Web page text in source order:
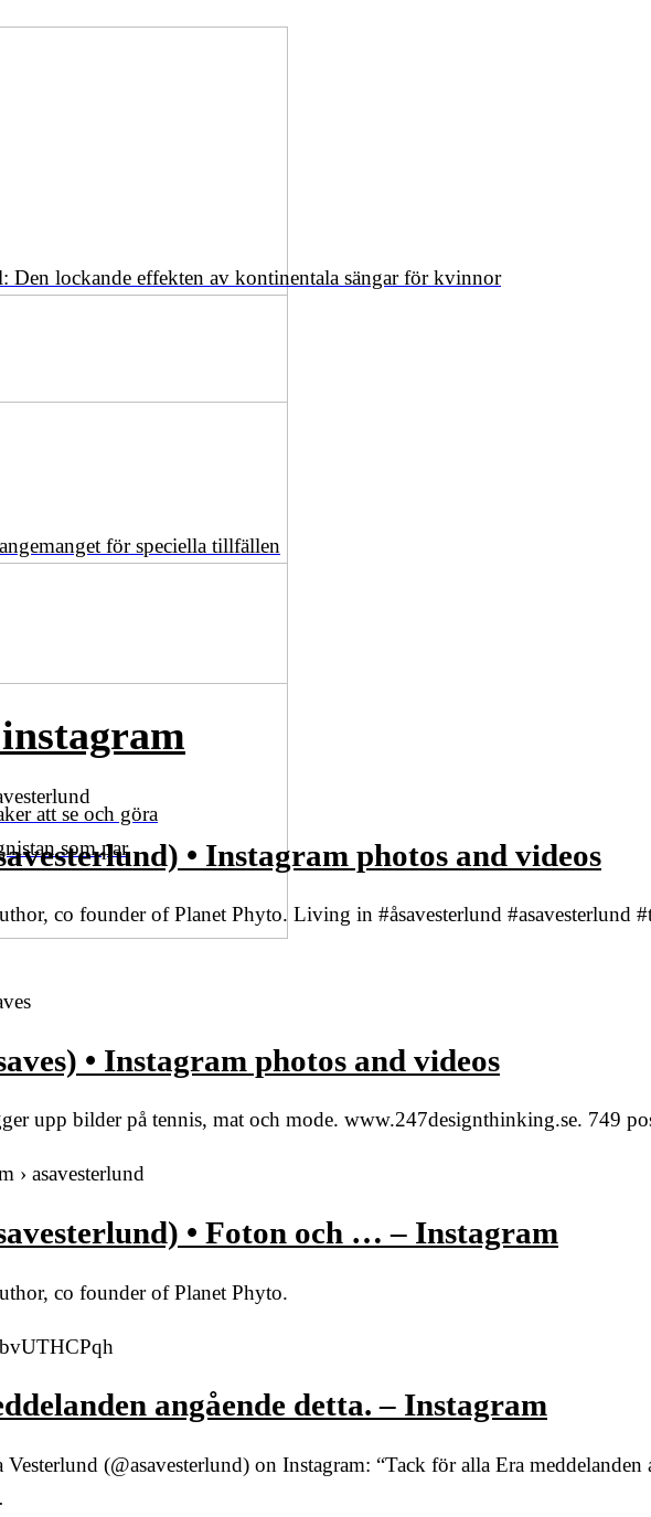
Den lockande effekten av kontinentala sängar för kvinnor
för speciella tillfällen
att se och göra
som par
• Instagram photos and videos
co founder of Planet Phyto. Living in #åsavesterlund #asavesterlund
• Instagram photos and videos
upp bilder på tennis, mat och mode. www.247designthinking.se. 749
› asavesterlund
• Foton och … – Instagram
co founder of Planet Phyto.
angående detta. – Instagram
(@asavesterlund) on Instagram: “Tack för alla Era meddelanden